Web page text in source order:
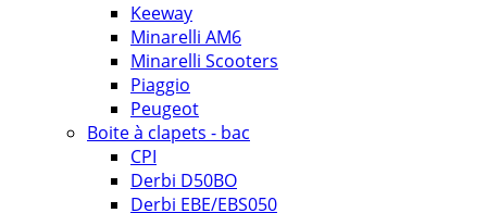
Keeway
Minarelli AM6
Minarelli Scooters
Piaggio
Peugeot
Boite à clapets - bac
CPI
Derbi D50BO
Derbi EBE/EBS050